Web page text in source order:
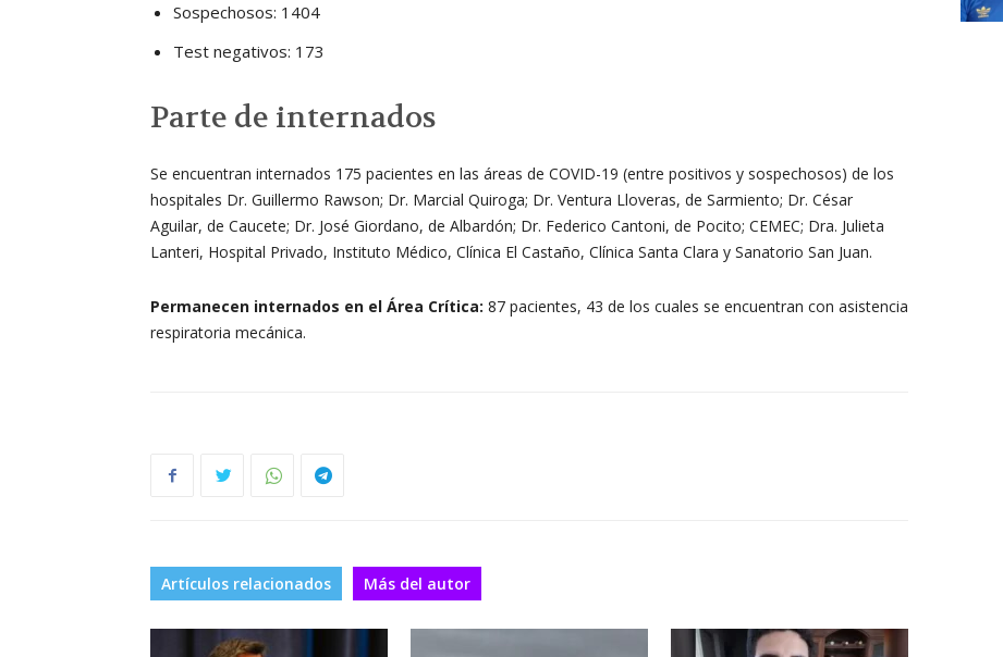
Sospechosos: 1404
Test negativos: 173
Parte de internados
Se encuentran internados 175 pacientes en las áreas de COVID-19 (entre positivos y sospechosos) de los
hospitales Dr. Guillermo Rawson; Dr. Marcial Quiroga; Dr. Ventura Lloveras, de Sarmiento; Dr. César
Aguilar, de Caucete; Dr. José Giordano, de Albardón; Dr. Federico Cantoni, de Pocito; CEMEC; Dra. Julieta
Lanteri, Hospital Privado, Instituto Médico, Clínica El Castaño, Clínica Santa Clara y Sanatorio San Juan.
Permanecen internados en el Área Crítica: 87 pacientes, 43 de los cuales se encuentran con asistencia
respiratoria mecánica.
Artículos relacionados Más del autor